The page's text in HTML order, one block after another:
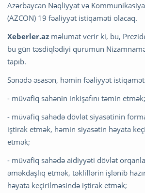
Azərbaycan Nəqliyyat və
(AZCON) 19 fəaliyyət istiqaməti olacaq.
Xeberler.az məlumat verir ki, bu,
bu gün təsdiqlədiyi qurumun
tapıb.
Sənədə əsasən, həmin fəaliyyət
- müvafiq sahənin inkişafını təmin etmək;
- müvafiq sahədə dövlət siyasətinin
iştirak etmək, həmin siyasətin həyata
etmək;
- müvafiq sahədə aidiyyəti dövlət
əməkdaşlıq etmək, təkliflərin işlənib
həyata keçirilməsində iştirak etmək;